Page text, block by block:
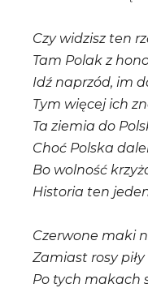
Czy widzisz ten
Tam Polak z
Idź naprzód, im
Tym więcej ich
Ta ziemia do
Choć Polska
Bo wolność
Historia ten
Czerwone maki
Zamiast rosy
Po tych makach